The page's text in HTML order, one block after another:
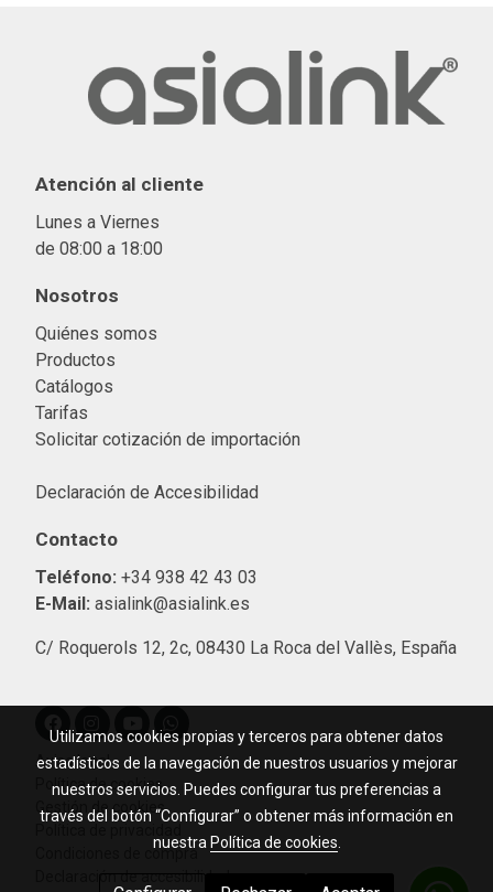
Atención al cliente
Lunes a Viernes
de 08:00 a 18:00
Nosotros
Quiénes somos
Productos
Catálogos
Tarifas
Solicitar cotización de importación
Declaración de Accesibilidad
Contacto
Teléfono: +34 938 42 43 03
E-Mail: asialink@asialink.es
C/ Roquerols 12, 2c, 08430 La Roca del Vallès, España
Aviso legal
Política de cookies
Gestión de cookies
Condiciones de compra
Utilizamos cookies propias y terceros para obtener datos
estadísticos de la navegación de nuestros usuarios y mejorar
nuestros servicios. Puedes configurar tus preferencias a
través del botón “Configurar” o obtener más información en
nuestra Política de cookies